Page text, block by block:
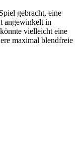
gebracht, eine
angewinkelt in
vielleicht eine
maximal blendfreie